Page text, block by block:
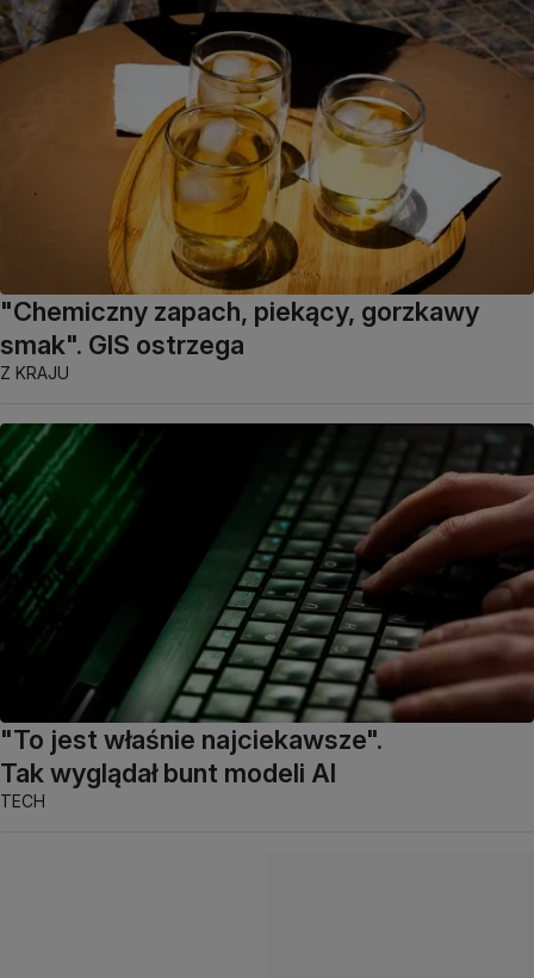
"Chemiczny zapach, piekący, gorzkawy
smak". GIS ostrzega
Z KRAJU
"To jest właśnie najciekawsze".
Tak wyglądał bunt modeli AI
TECH